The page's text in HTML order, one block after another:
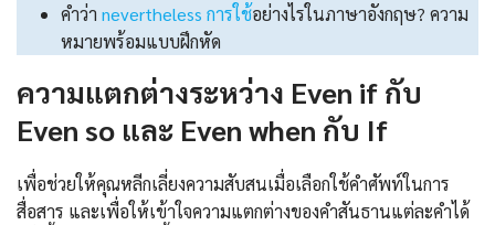
คำว่า nevertheless การใช้อย่างไรในภาษาอังกฤษ? ความ
หมายพร้อมแบบฝึกหัด
ความแตกต่างระหว่าง Even if กับ
Even so และ Even when กับ If
เพื่อช่วยให้คุณหลีกเลี่ยงความสับสนเมื่อเลือกใช้คำศัพท์ในการ
สื่อสาร และเพื่อให้เข้าใจความแตกต่างของคำสันธานแต่ละคำได้